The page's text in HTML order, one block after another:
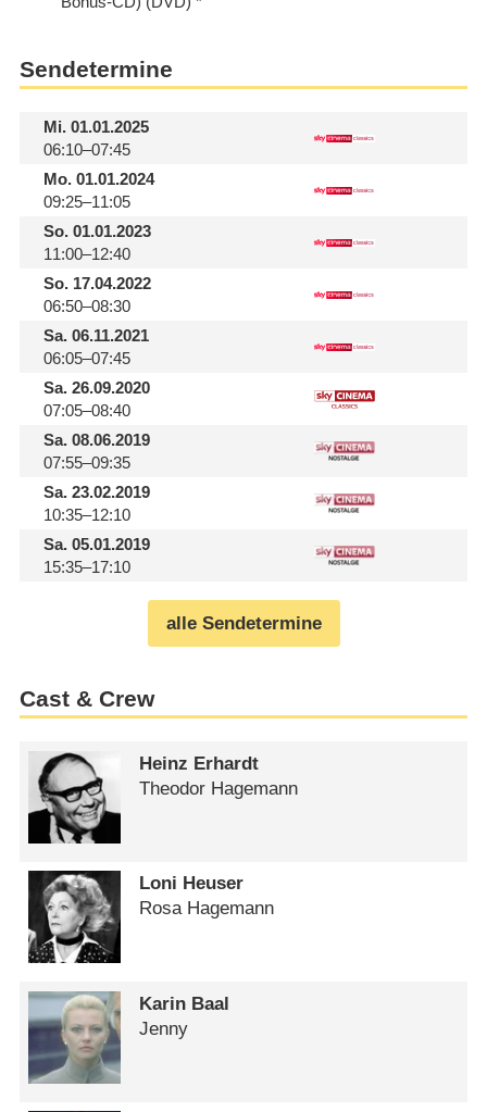
Sendetermine
Mi.01.01.2025
06:10–07:45
Mo.01.01.2024
09:25–11:05
So.01.01.2023
11:00–12:40
So.17.04.2022
06:50–08:30
Sa.06.11.2021
06:05–07:45
Sa.26.09.2020
07:05–08:40
Sa.08.06.2019
07:55–09:35
Sa.23.02.2019
10:35–12:10
Sa.05.01.2019
15:35–17:10
alle Sendetermine
Cast & Crew
Heinz Erhardt
Theodor Hagemann
Loni Heuser
Rosa Hagemann
Karin Baal
Jenny